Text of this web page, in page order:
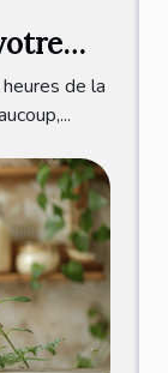
de la